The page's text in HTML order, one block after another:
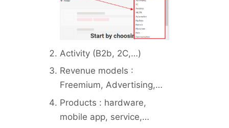
Activity (B2b, 2C,…)
Revenue models :
Freemium, Advertising,…
Products : hardware,
mobile app, service,…